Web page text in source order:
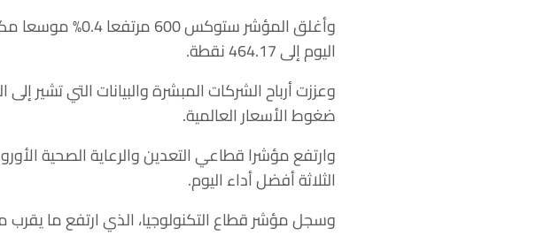
وأغلق المؤشر
اليوم إلى 464.17 نقطة.‏
وعززت أرباح الشركات المبشرة والبيانات التي تشير
ضغوط الأسعار العالمية.‏
الثلاثة أفضل أداء اليوم.‏
وسجل مؤشر قطاع التكنولوجيا، الذي ارتفع ما يقرب من 23% هذا العام، أكبر ‏الخسائر في أوروبا ليغلق